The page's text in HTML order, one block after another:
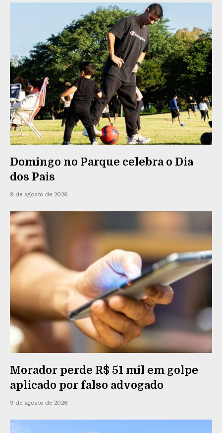
Domingo no Parque celebra o Dia
dos Pais
9 de agosto de 2026
Morador perde R$ 51 mil em golpe
aplicado por falso advogado
9 de agosto de 2026